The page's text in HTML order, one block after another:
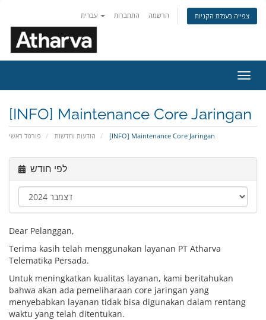
התחברות הרשמה צפייה בעגלת הקניות
ניווט
[INFO] Maintenance Core Jaringan
פורטל ראשי הודעות וחדשות [INFO] Maintenance Core Jaringan
לפי חודש
Dear Pelanggan,
Terima kasih telah menggunakan layanan PT Atharva
Telematika Persada.
Untuk meningkatkan kualitas layanan, kami beritahukan
bahwa akan ada pemeliharaan core jaringan yang
menyebabkan layanan tidak bisa digunakan dalam rentang
waktu yang telah ditentukan.